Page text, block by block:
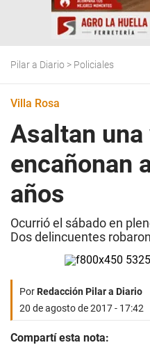
Pilar a Diario > Policiales
Villa Rosa
Asaltan
encañonan
años
Ocurrió el sábado en
Dos delincuentes
PorRedacción Pilar a Diario
20 de agosto de 2017 - 17:42
Compartí esta nota: